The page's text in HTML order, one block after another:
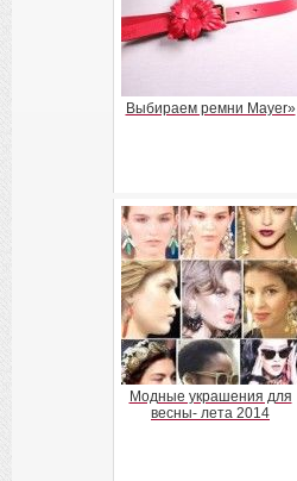
Выбираем ремни Mayer»
Модные украшения для
весны- лета 2014